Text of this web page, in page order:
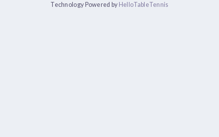
Technology Powered by HelloTableTennis